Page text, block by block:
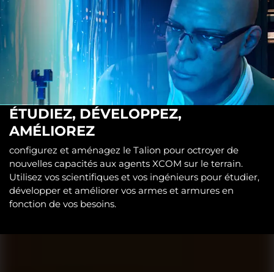
ÉTUDIEZ, DÉVELOPPEZ,
AMÉLIOREZ
configurez et aménagez le Talion pour octroyer de
nouvelles capacités aux agents XCOM sur le terrain.
Utilisez vos scientifiques et vos ingénieurs pour étudier,
développer et améliorer vos armes et armures en
fonction de vos besoins.